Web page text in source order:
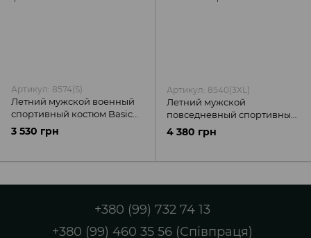
Артикул: 8574(S)
Летний мужской военный
спортивный костюм Basic
Zip 2.0 Ribana Multicam
Camotec
3 530 грн
Артикул: 8540(3XL)
Летний мужской
повседневный спортивный
костюм FitPro Zip черный
Camotec
4 380 грн
+380 (99) 732 74 13
+380 (99) 460 35 56 (Співпраця)